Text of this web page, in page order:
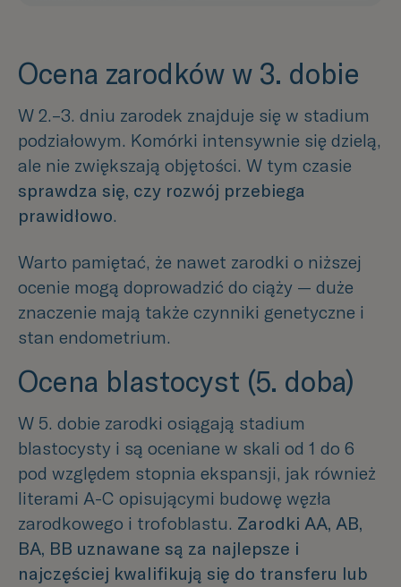
Ocena zarodków w 3. dobie
W 2.–3. dniu zarodek znajduje się w stadium
podziałowym. Komórki intensywnie się dzielą,
ale nie zwiększają objętości. W tym czasie
sprawdza się, czy rozwój przebiega
prawidłowo.
Warto pamiętać, że nawet zarodki o niższej
ocenie mogą doprowadzić do ciąży — duże
znaczenie mają także czynniki genetyczne i
stan endometrium.
Ocena blastocyst (5. doba)
W 5. dobie zarodki osiągają stadium
blastocysty i są oceniane w skali od 1 do 6
pod względem stopnia ekspansji, jak również
literami A-C opisującymi budowę węzła
zarodkowego i trofoblastu. Zarodki AA, AB,
BA, BB uznawane są za najlepsze i
najczęściej kwalifikują się do transferu lub